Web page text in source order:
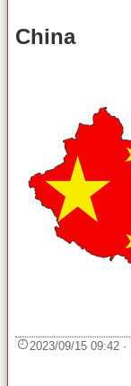
China
2023/09/15 09:42 ·